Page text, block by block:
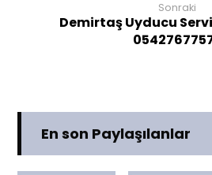
Sonraki
Demirtaş Uyducu
En son Paylaşılanlar